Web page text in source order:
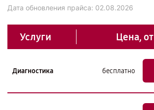
Дата обновления прайса: 02.08.2026
Услуги Цена, от
Диагностика бесплатно